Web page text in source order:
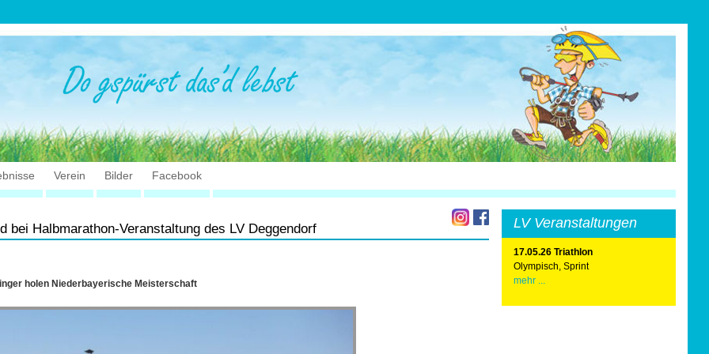
Verein Bilder Facebook
bei Halbmarathon-Veranstaltung des LV Deggendorf
holen Niederbayerische Meisterschaft
LV Veranstaltungen
17.05.26 Triathlon
Olympisch, Sprint
mehr ...